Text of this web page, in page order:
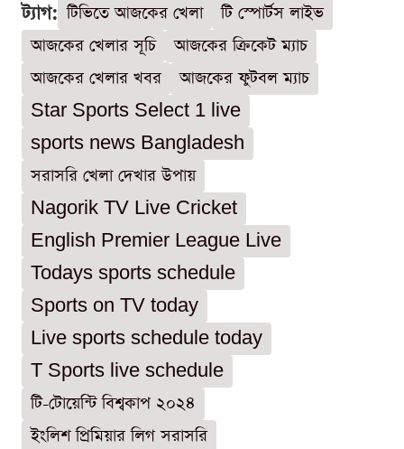
ট্যাগ: টিভিতে আজকের খেলা
টি স্পোর্টস লাইভ
আজকের খেলার সূচি
আজকের ক্রিকেট ম্যাচ
আজকের খেলার খবর
আজকের ফুটবল ম্যাচ
Star Sports Select 1 live
sports news Bangladesh
সরাসরি খেলা দেখার উপায়
Nagorik TV Live Cricket
English Premier League Live
Todays sports schedule
Sports on TV today
Live sports schedule today
T Sports live schedule
টি-টোয়েন্টি বিশ্বকাপ ২০২৪
ইংলিশ প্রিমিয়ার লিগ সরাসরি